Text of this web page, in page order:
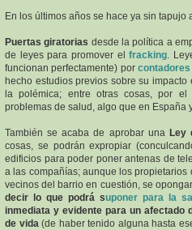
En los últimos años se hace ya sin
Puertas giratorias desde la política a
de leyes para promover elfracking.
funcionan perfectamente) por
hecho estudios previos sobre su
la polémica; entre otras cosas, por
problemas de salud, algo que en España
También se acaba de aprobar una Ley
cosas, se podrán expropiar
edificios para poder poner antenas de
a las compañías; aunque los
vecinos del barrio en cuestión, se
decir lo que podrá suponer para la
inmediata y evidente para un afectado
de vida(de haber tenido alguna hasta